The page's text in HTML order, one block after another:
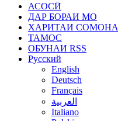
АСОСӢ
ДАР БОРАИ МО
ХАРИТАИ СОМОНА
ТАМОС
ОБУНАИ RSS
Русский
English
Deutsch
Français
العربية
Italiano